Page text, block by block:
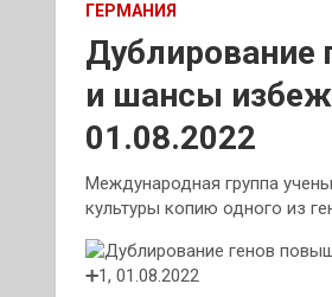
ГЕРМАНИЯ
Дублирование
и шансы
01.08.2022
Международная группа
культуры копию одного из